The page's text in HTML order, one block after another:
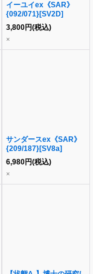
イーユイex《SAR》
{092/071}[SV2D]
3,800円(税込)
×
サンダースex《SAR》
{209/187}[SV8a]
6,980円(税込)
×